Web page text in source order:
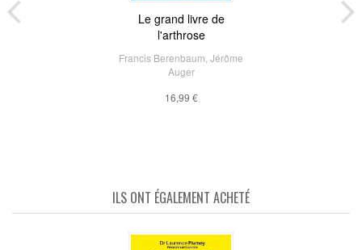
Le grand livre de
l'arthrose
Francis Berenbaum Jérôme
Auger
16,99 €
ILS ONT ÉGALEMENT ACHETÉ